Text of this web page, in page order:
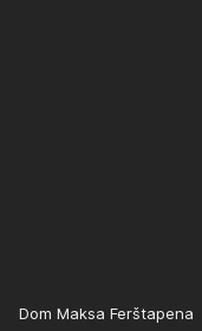
Dom Maksa Ferštapena